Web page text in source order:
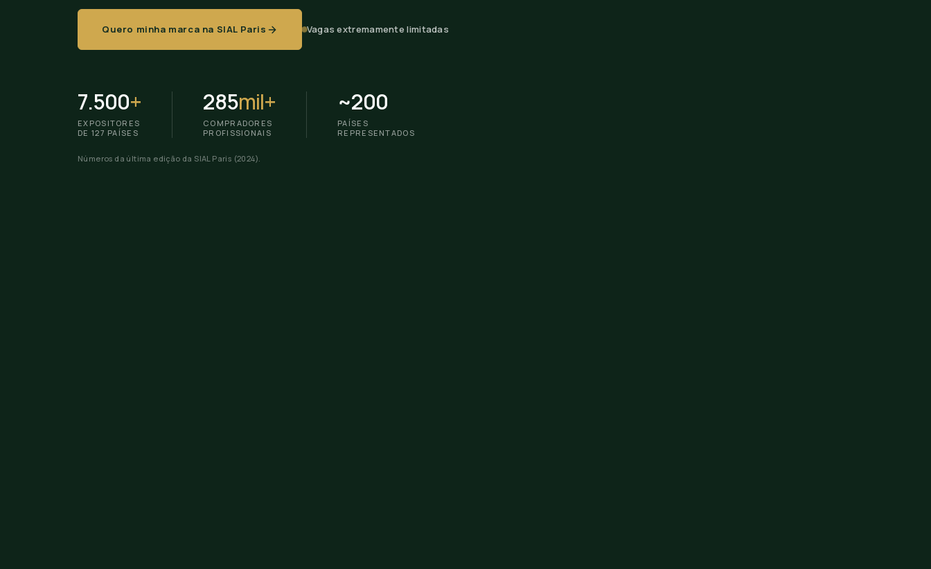
Quero minha marca na SIAL Paris Vagas extremamente limitadas
7.500+
EXPOSITORES
DE 127 PAÍSES
285mil+
COMPRADORES
PROFISSIONAIS
~200
PAÍSES
REPRESENTADOS
Números da última edição da SIAL Paris (2024).